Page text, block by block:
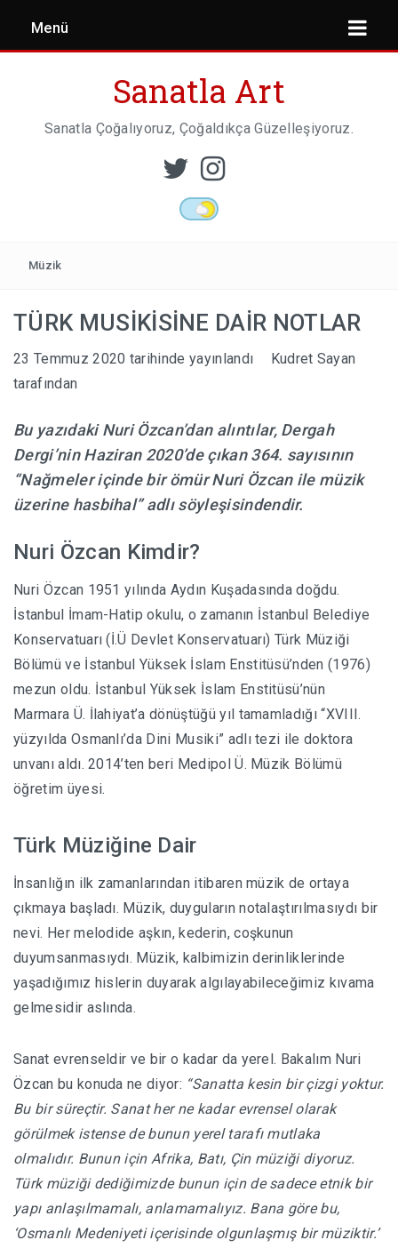
Menü
MIMARI
HABERLER
Sanatla Art
Sanatla Çoğalıyoruz, Çoğaldıkça Güzelleşiyoruz.
Müzik
TÜRK MUSİKİSİNE DAİR NOTLAR
23 Temmuz 2020 tarihinde yayınlandı
Kudret Sayan
tarafından
Bu yazıdaki Nuri Özcan’dan alıntılar, Dergah
Dergi’nin Haziran 2020’de çıkan 364. sayısının
“Nağmeler içinde bir ömür Nuri Özcan ile müzik
üzerine hasbihal” adlı söyleşisindendir.
Nuri Özcan Kimdir?
Nuri Özcan 1951 yılında Aydın Kuşadasında doğdu.
İstanbul İmam-Hatip okulu, o zamanın İstanbul Belediye
Konservatuarı (İ.Ü Devlet Konservatuarı) Türk Müziği
Bölümü ve İstanbul Yüksek İslam Enstitüsü’nden (1976)
mezun oldu. İstanbul Yüksek İslam Enstitüsü’nün
Marmara Ü. İlahiyat’a dönüştüğü yıl tamamladığı “XVIII.
yüzyılda Osmanlı’da Dini Musiki” adlı tezi ile doktora
unvanı aldı. 2014’ten beri Medipol Ü. Müzik Bölümü
öğretim üyesi.
Türk Müziğine Dair
İnsanlığın ilk zamanlarından itibaren müzik de ortaya
çıkmaya başladı. Müzik, duyguların notalaştırılmasıydı bir
nevi. Her melodide aşkın, kederin, coşkunun
duyumsanmasıydı. Müzik, kalbimizin derinliklerinde
yaşadığımız hislerin duyarak algılayabileceğimiz kıvama
gelmesidir aslında.
Sanat evrenseldir ve bir o kadar da yerel. Bakalım Nuri
Özcan bu konuda ne diyor: “Sanatta kesin bir çizgi yoktur.
Bu bir süreçtir. Sanat her ne kadar evrensel olarak
görülmek istense de bunun yerel tarafı mutlaka
olmalıdır. Bunun için Afrika, Batı, Çin müziği diyoruz.
Türk müziği dediğimizde bunun için de sadece etnik bir
yapı anlaşılmamalı, anlamamalıyız. Bana göre bu,
‘Osmanlı Medeniyeti içerisinde olgunlaşmış bir müziktir.’